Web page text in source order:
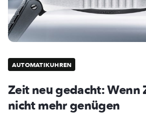
AUTOMATIKUHREN
Zeit neu gedacht: Wenn
nicht mehr genügen